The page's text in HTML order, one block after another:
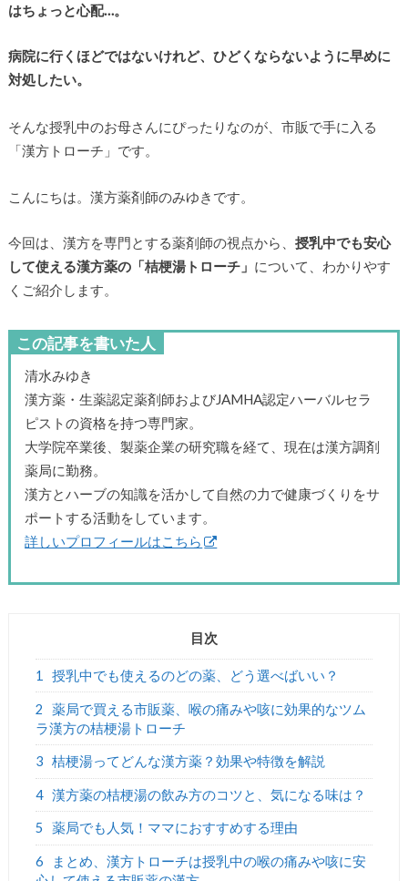
はちょっと心配…。
病院に行くほどではないけれど、ひどくならないように早めに
対処したい。
そんな授乳中のお母さんにぴったりなのが、市販で手に入る
「漢方トローチ」です。
こんにちは。漢方薬剤師のみゆきです。
今回は、漢方を専門とする薬剤師の視点から、 授乳中でも安心
して使える漢方薬の「桔梗湯トローチ」 について、わかりやす
くご紹介します。
この記事を書いた人
清水みゆき
漢方薬・生薬認定薬剤師およびJAMHA認定ハーバルセラ
ピストの資格を持つ専門家。
大学院卒業後、製薬企業の研究職を経て、現在は漢方調剤
薬局に勤務。
漢方とハーブの知識を活かして自然の力で健康づくりをサ
ポートする活動をしています。
詳しいプロフィールはこちら
目次
1 授乳中でも使えるのどの薬、どう選べばいい？
2
薬局で買える市販薬、喉の痛みや咳に効果的なツム
ラ漢方の桔梗湯トローチ
3 桔梗湯ってどんな漢方薬？効果や特徴を解説
4 漢方薬の桔梗湯の飲み方のコツと、気になる味は？
5 薬局でも人気！ママにおすすめする理由
6
まとめ、漢方トローチは授乳中の喉の痛みや咳に安